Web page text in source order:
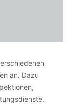
an. Dazu